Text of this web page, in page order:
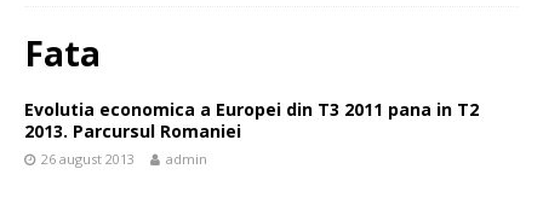
Fata
Evolutia economica a Europei din T3 2011 pana in T2
2013. Parcursul Romaniei
26 august 2013 admin